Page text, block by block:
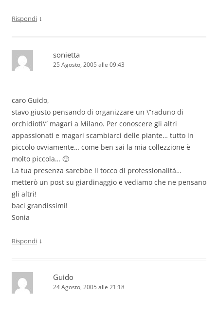
Rispondi ↓
sonietta
25 Agosto, 2005 alle 09:43
caro Guido,
stavo giusto pensando di organizzare un \”raduno di
orchidioti\” magari a Milano. Per conoscere gli altri
appassionati e magari scambiarci delle piante… tutto in
piccolo ovviamente… come ben sai la mia collezzione è
molto piccola… 🙂
La tua presenza sarebbe il tocco di professionalità…
metterò un post su giardinaggio e vediamo che ne pensano
gli altri!
baci grandissimi!
Sonia
Rispondi ↓
Guido
24 Agosto, 2005 alle 21:18